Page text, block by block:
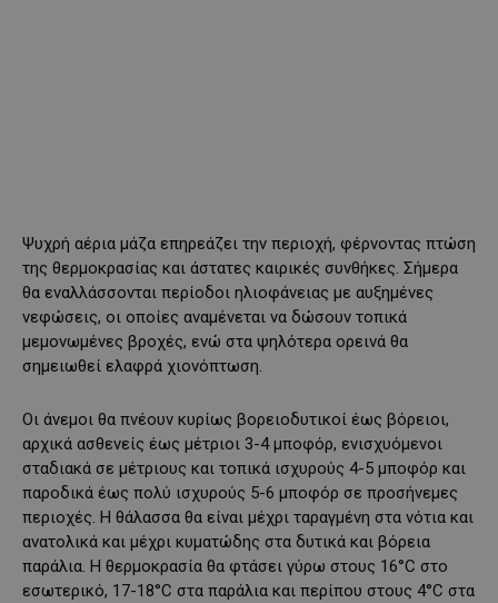
Ψυχρή αέρια μάζα επηρεάζει την περιοχή, φέρνοντας πτώση
της θερμοκρασίας και άστατες καιρικές συνθήκες. Σήμερα
θα εναλλάσσονται περίοδοι ηλιοφάνειας με αυξημένες
νεφώσεις, οι οποίες αναμένεται να δώσουν τοπικά
μεμονωμένες βροχές, ενώ στα ψηλότερα ορεινά θα
σημειωθεί ελαφρά χιονόπτωση.
Οι άνεμοι θα πνέουν κυρίως βορειοδυτικοί έως βόρειοι,
αρχικά ασθενείς έως μέτριοι 3-4 μποφόρ, ενισχυόμενοι
σταδιακά σε μέτριους και τοπικά ισχυρούς 4-5 μποφόρ και
παροδικά έως πολύ ισχυρούς 5-6 μποφόρ σε προσήνεμες
περιοχές. Η θάλασσα θα είναι μέχρι ταραγμένη στα νότια και
ανατολικά και μέχρι κυματώδης στα δυτικά και βόρεια
παράλια. Η θερμοκρασία θα φτάσει γύρω στους 16°C στο
εσωτερικό, 17-18°C στα παράλια και περίπου στους 4°C στα